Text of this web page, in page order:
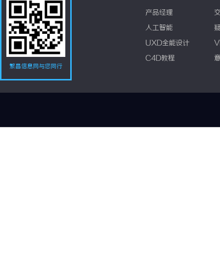
繁昌信息网与您同行
产品经理
人工智能
UXD全能设计
C4D教程